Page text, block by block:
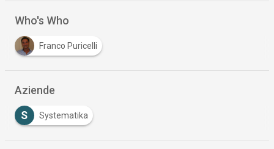
Who's Who
Franco Puricelli
Aziende
S Systematika